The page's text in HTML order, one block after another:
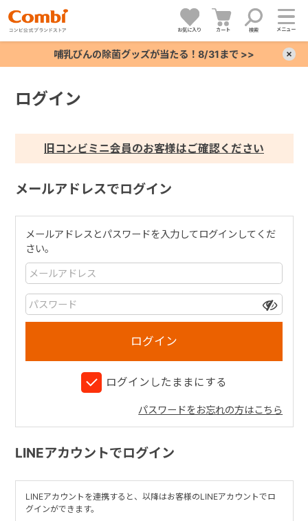
お気に入り カート 検索 メニュー
哺乳びんの除菌グッズが当たる！8/31まで >>
ログイン
旧コンビミニ会員のお客様はご確認ください
メールアドレスでログイン
メールアドレスとパスワードを入力してログインしてくだ
さい。
ログインしたままにする
パスワードをお忘れの方はこちら
LINEアカウントでログイン
LINEアカウントを連携すると、以降はお客様のLINEアカウントでロ
グインができます。